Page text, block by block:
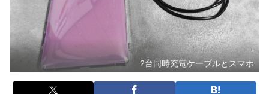
2台同時充電ケーブルとスマホ